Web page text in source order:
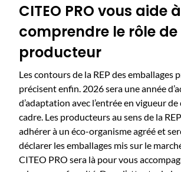
CITEO PRO vous aide à
comprendre le rôle de
producteur
​​​​Les contours de la REP des emballages
précisent enfin. 2026 sera une année
d’adaptation avec l’entrée en vigueur de
cadre. Les producteurs au sens de la
adhérer à un éco-organisme agréé et
déclarer les emballages mis sur le
CITEO PRO sera là pour vous